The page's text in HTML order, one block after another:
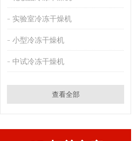
实验室冷冻干燥机
小型冷冻干燥机
中试冷冻干燥机
查看全部